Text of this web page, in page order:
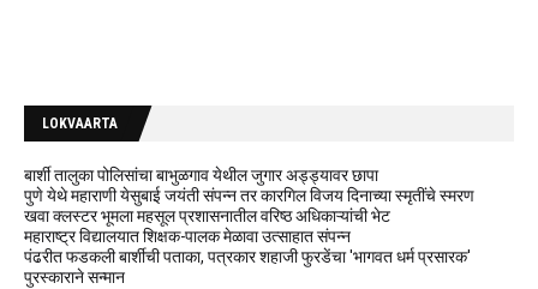
LOKVAARTA
बार्शी तालुका पोलिसांचा बाभुळगाव येथील जुगार अड्ड्यावर छापा
पुणे येथे महाराणी येसुबाई जयंती संपन्न तर कारगिल विजय दिनाच्या स्मृतींचे स्मरण
खवा क्लस्टर भूमला महसूल प्रशासनातील वरिष्ठ अधिकाऱ्यांची भेट
महाराष्ट्र विद्यालयात शिक्षक-पालक मेळावा उत्साहात संपन्न
पंढरीत फडकली बार्शीची पताका, पत्रकार शहाजी फुरडेंचा 'भागवत धर्म प्रसारक'
पुरस्काराने सन्मान